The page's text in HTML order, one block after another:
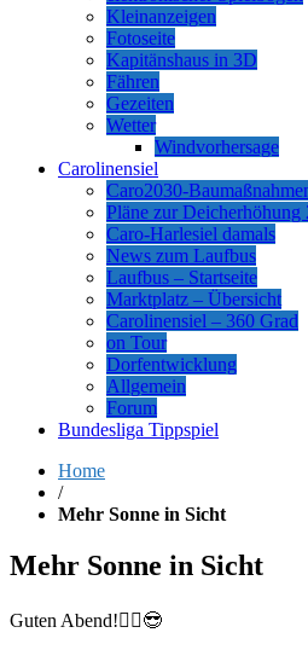
Kleinanzeigen
Fotoseite
Kapitänshaus in 3D
Fähren
Gezeiten
Wetter
Windvorhersage
Carolinensiel
Caro2030-
Pläne zur Deicherhöhung
Caro-Harlesiel damals
News zum Laufbus
Laufbus – Startseite
Marktplatz – Übersicht
Carolinensiel – 360 Grad
on Tour
Dorfentwicklung
Allgemein
Forum
Bundesliga Tippspiel
Home
/
Mehr Sonne in Sicht
Mehr Sonne in Sicht
Guten Abend!🙋‍♂️😎